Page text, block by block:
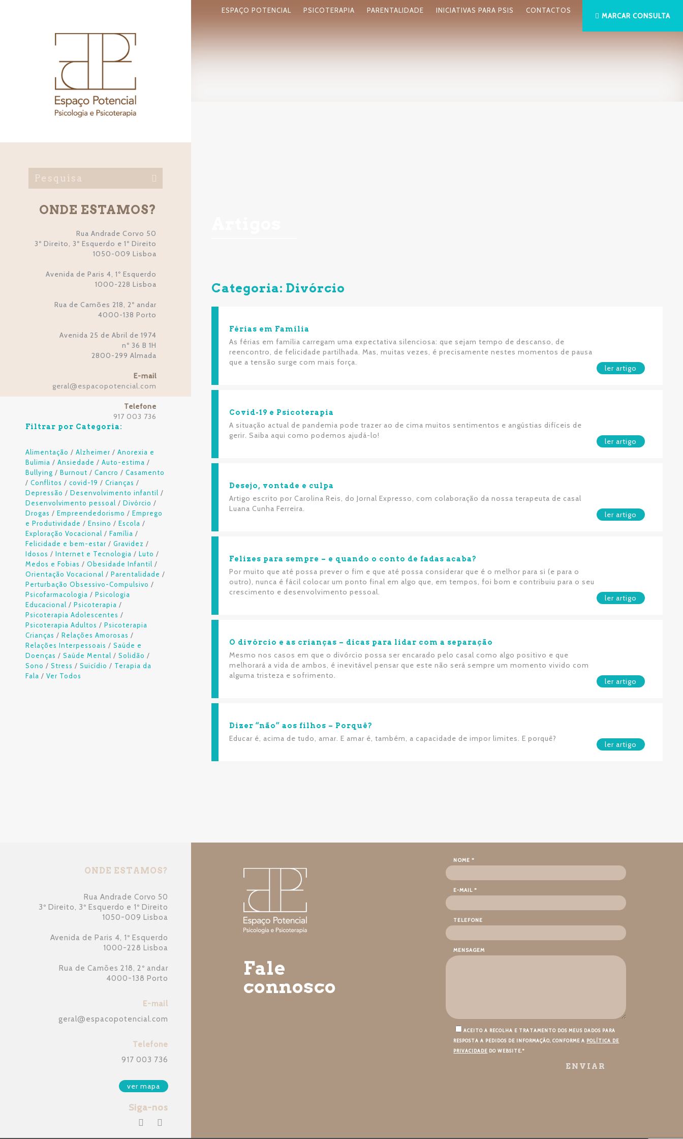
ONDE ESTAMOS?
Rua Andrade Corvo 50
3º Direito, 3º Esquerdo e 1º Direito
1050-009 Lisboa
Avenida de Paris 4, 1º Esquerdo
1000-228 Lisboa
Rua de Camões 218, 2º andar
4000-138 Porto
Avenida 25 de Abril de 1974
nº 36 B 1H
2800-299 Almada
E-mail
geral@espacopotencial.com
Telefone
917 003 736
ESPAÇO POTENCIAL PSICOTERAPIA PARENTALIDADE INICIATIVAS PARA PSIS CONTACTOS
MARCAR CONSULTA
Categoria: Divórcio
Férias em Família
As férias em família carregam uma expectativa silenciosa: que sejam tempo de descanso, de
reencontro, de felicidade partilhada. Mas, muitas vezes, é precisamente nestes momentos de pausa
que a tensão surge com mais força.
ler artigo
Covid-19 e Psicoterapia
A situação actual de pandemia pode trazer ao de cima muitos sentimentos e angústias difíceis de
gerir. Saiba aqui como podemos ajudá-lo!
ler artigo
Desejo, vontade e culpa
Artigo escrito por Carolina Reis, do Jornal Expresso, com colaboração da nossa terapeuta de casal
Luana Cunha Ferreira.
ler artigo
Felizes para sempre – e quando o conto de fadas acaba?
Por muito que até possa prever o fim e que até possa considerar que é o melhor para si (e para o
outro), nunca é fácil colocar um ponto final em algo que, em tempos, foi bom e contribuiu para o seu
crescimento e desenvolvimento pessoal.
ler artigo
O divórcio e as crianças – dicas para lidar com a separação
Mesmo nos casos em que o divórcio possa ser encarado pelo casal como algo positivo e que
melhorará a vida de ambos, é inevitável pensar que este não será sempre um momento vivido com
alguma tristeza e sofrimento.
ler artigo
Dizer “não” aos filhos – Porquê?
Educar é, acima de tudo, amar. E amar é, também, a capacidade de impor limites. E porquê?
ler artigo
Filtrar por Categoria:
Alimentação / Alzheimer / Anorexia e
Bulimia / Ansiedade / Auto-estima /
Bullying / Burnout / Cancro / Casamento
/ Conflitos / covid-19 / Crianças /
Depressão / Desenvolvimento infantil /
Desenvolvimento pessoal / Divórcio /
Drogas / Empreendedorismo / Emprego
e Produtividade / Ensino / Escola /
Exploração Vocacional / Família /
Felicidade e bem-estar / Gravidez /
Idosos / Internet e Tecnologia / Luto /
Medos e Fobias / Obesidade Infantil /
Orientação Vocacional / Parentalidade /
Perturbação Obsessivo-Compulsivo /
Psicofarmacologia / Psicologia
Educacional / Psicoterapia /
Psicoterapia Adolescentes /
Psicoterapia Adultos / Psicoterapia
Crianças / Relações Amorosas /
Relações Interpessoais / Saúde e
Doenças / Saúde Mental / Solidão /
Sono / Stress / Suicídio / Terapia da
Fala / Ver Todos
ONDE ESTAMOS?
Rua Andrade Corvo 50
3º Direito, 3º Esquerdo e 1º Direito
1050-009 Lisboa
Avenida de Paris 4, 1º Esquerdo
1000-228 Lisboa
Rua de Camões 218, 2º andar
4000-138 Porto
E-mail
geral@espacopotencial.com
Telefone
917 003 736
ver mapa
Siga-nos
Fale
connosco
NOME *
E-MAIL *
TELEFONE
MENSAGEM
ACEITO A RECOLHA E TRATAMENTO DOS MEUS DADOS PARA
RESPOSTA A PEDIDOS DE INFORMAÇÃO, CONFORME A POLÍTICA DE
PRIVACIDADE DO WEBSITE.*